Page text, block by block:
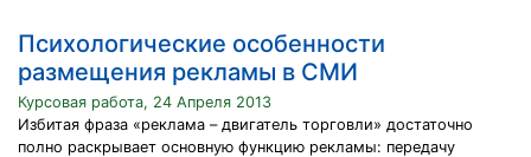
Психологические особенности
размещения рекламы в СМИ
Курсовая работа, 24 Апреля 2013
Избитая фраза «реклама – двигатель торговли» достаточно
полно раскрывает основную функцию рекламы: передачу